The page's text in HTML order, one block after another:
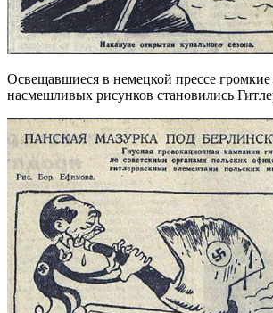
Освещавшиеся в немецкой прессе
насмешливых рисунков становились